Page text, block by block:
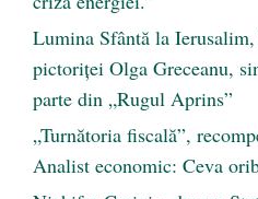
Lumina Sfântă la
pictoriței Olga Greceanu,
parte din „Rugul Aprins”
„Turnătoria fiscală”,
Analist economic: Ceva